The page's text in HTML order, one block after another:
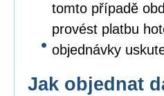
tomto případě
provést platbu
objednávky
Jak objednat